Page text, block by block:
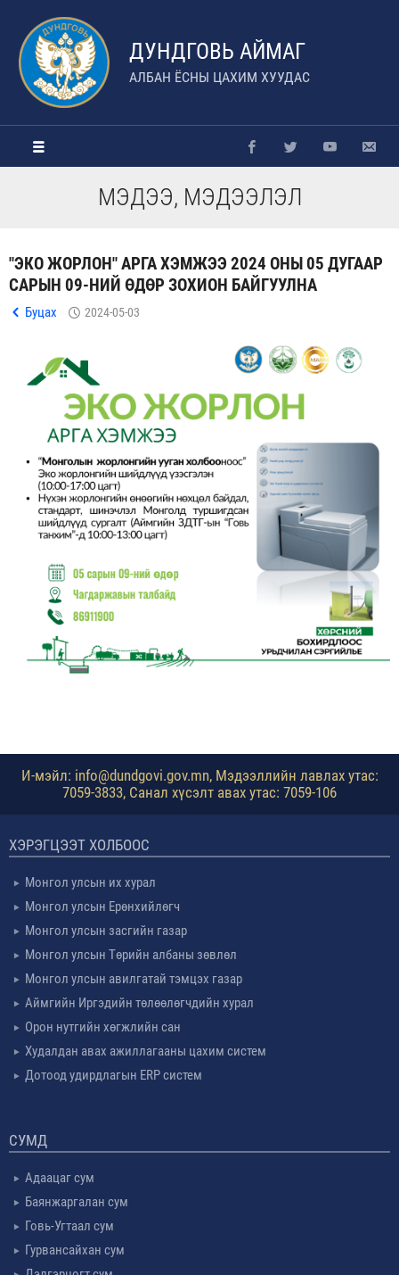
ДУНДГОВЬ АЙМАГ
АЛБАН ЁСНЫ ЦАХИМ ХУУДАС
МЭДЭЭ, МЭДЭЭЛЭЛ
"ЭКО ЖОРЛОН" АРГА ХЭМЖЭЭ 2024 ОНЫ 05 ДУГААР
САРЫН 09-НИЙ ӨДӨР ЗОХИОН БАЙГУУЛНА
Буцах 2024-05-03
И-мэйл: info@dundgovi.gov.mn, Мэдээллийн лавлах утас:
7059-3833, Санал хүсэлт авах утас: 7059-106
ХЭРЭГЦЭЭТ ХОЛБООС
Монгол улсын их хурал
Монгол улсын Ерөнхийлөгч
Монгол улсын засгийн газар
Монгол улсын Төрийн албаны зөвлөл
Монгол улсын авилгатай тэмцэх газар
Аймгийн Иргэдийн төлөөлөгчдийн хурал
Орон нутгийн хөгжлийн сан
Худалдан авах ажиллагааны цахим систем
Дотоод удирдлагын ERP систем
СУМД
Адаацаг сум
Баянжаргалан сум
Говь-Угтаал сум
Гурвансайхан сум